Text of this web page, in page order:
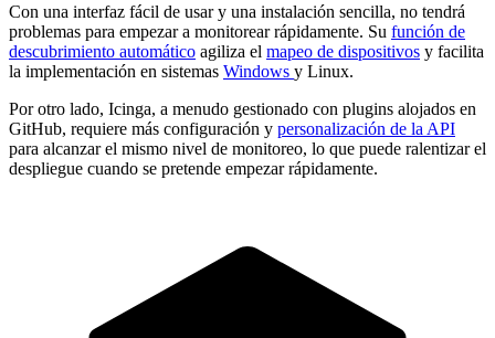
Con una interfaz fácil de usar y una instalación sencilla, no tendrá
problemas para empezar a monitorear rápidamente. Su función de
descubrimiento automático agiliza el mapeo de dispositivos y facilita
la implementación en sistemas Windows y Linux.
Por otro lado, Icinga, a menudo gestionado con plugins alojados en
GitHub, requiere más configuración y personalización de la API
para alcanzar el mismo nivel de monitoreo, lo que puede ralentizar el
despliegue cuando se pretende empezar rápidamente.